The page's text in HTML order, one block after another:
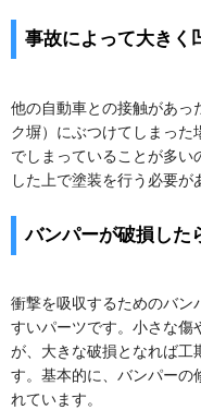
事故によって大きく
他の自動車との接触があっ
ク塀）にぶつけてしまった
でしまっていることが多い
した上で塗装を行う必要が
バンパーが破損した
衝撃を吸収するためのバン
すいパーツです。小さな傷
が、大きな破損となれば工
す。基本的に、バンパーの
れています。